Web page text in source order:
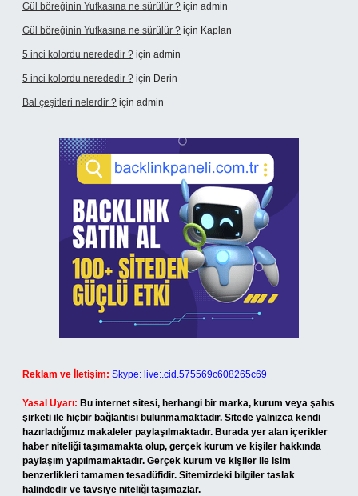
Gül böreğinin Yufkasına ne sürülür ? için admin
Gül böreğinin Yufkasına ne sürülür ? için Kaplan
5 inci kolordu nerededir ? için admin
5 inci kolordu nerededir ? için Derin
Bal çeşitleri nelerdir ? için admin
Reklam ve İletişim: Skype: live:.cid.575569c608265c69
Yasal Uyarı: Bu internet sitesi, herhangi bir marka, kurum veya şahıs
şirketi ile hiçbir bağlantısı bulunmamaktadır. Sitede yalnızca kendi
hazırladığımız makaleler paylaşılmaktadır. Burada yer alan içerikler
haber niteliği taşımamakta olup, gerçek kurum ve kişiler hakkında
paylaşım yapılmamaktadır. Gerçek kurum ve kişiler ile isim
benzerlikleri tamamen tesadüfidir. Sitemizdeki bilgiler taslak
halindedir ve tavsiye niteliği taşımazlar.